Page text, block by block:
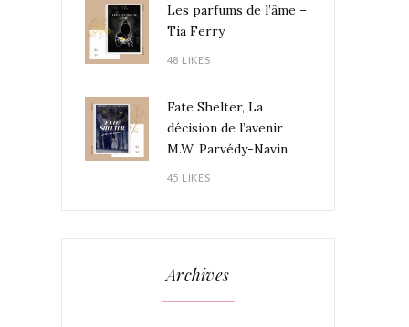
Les parfums de l’âme –
Tia Ferry
48 LIKES
Fate Shelter, La
décision de l’avenir
M.W. Parvédy-Navin
45 LIKES
Archives